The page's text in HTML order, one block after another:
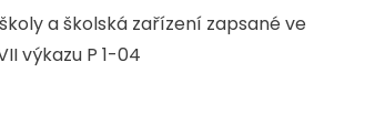
a školská zařízení zapsané ve
výkazu P 1-04